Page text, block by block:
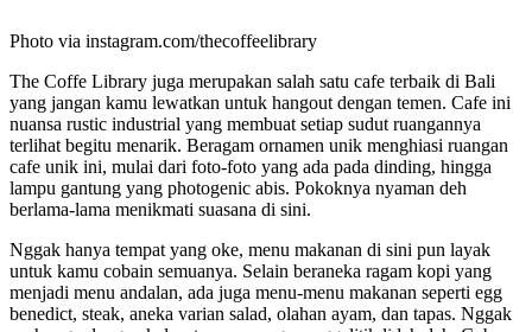
Photo via instagram.com/thecoffeelibrary
The Coffe Library juga merupakan salah satu cafe terbaik di Bali
yang jangan kamu lewatkan untuk hangout dengan temen. Cafe ini
nuansa rustic industrial yang membuat setiap sudut ruangannya
terlihat begitu menarik. Beragam ornamen unik menghiasi ruangan
cafe unik ini, mulai dari foto-foto yang ada pada dinding, hingga
lampu gantung yang photogenic abis. Pokoknya nyaman deh
berlama-lama menikmati suasana di sini.
Nggak hanya tempat yang oke, menu makanan di sini pun layak
untuk kamu cobain semuanya. Selain beraneka ragam kopi yang
menjadi menu andalan, ada juga menu-menu makanan seperti egg
benedict, steak, aneka varian salad, olahan ayam, dan tapas. Nggak